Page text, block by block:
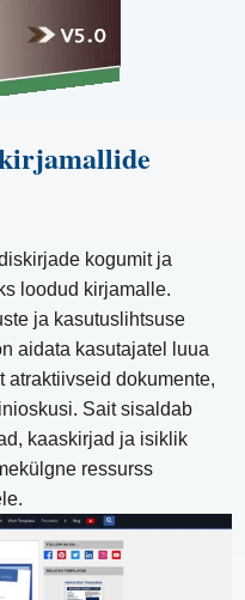
kogumit ja
loodud kirjamalle.
ja kasutuslihtsuse
aidata kasutajatel luua
atraktiivseid dokumente,
Sait sisaldab
kaaskirjad ja isiklik
ressurss